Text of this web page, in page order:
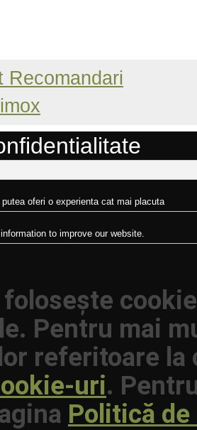
Recomandari
oferi o experienta cat mai placuta
to improve our website.
Pentru mai
referitoare
uri.
Politică